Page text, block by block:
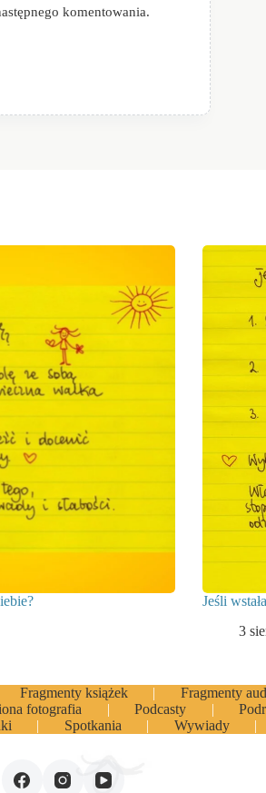
komentowania.
Jeśli
3
Fragmenty książek Fragmenty
fotografia Podcasty
Spotkania Wywiady